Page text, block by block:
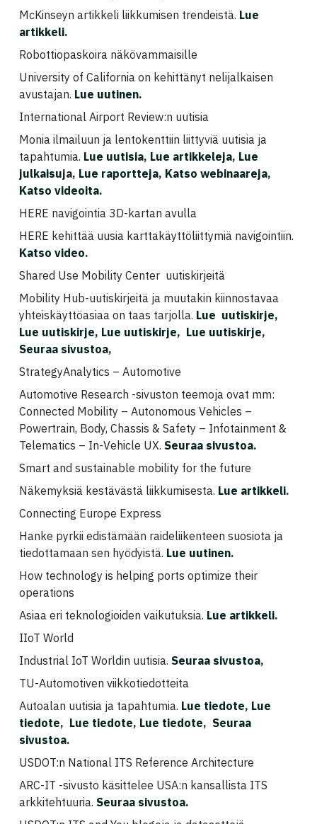
McKinseyn artikkeli liikkumisen trendeistä. Lue
artikkeli.
Robottiopaskoira näkövammaisille
University of California on kehittänyt nelijalkaisen
avustajan. Lue uutinen.
International Airport Review:n uutisia
Monia ilmailuun ja lentokenttiin liittyviä uutisia ja
tapahtumia. Lue uutisia, Lue artikkeleja, Lue
julkaisuja, Lue raportteja, Katso webinaareja,
Katso videoita.
HERE navigointia 3D-kartan avulla
HERE kehittää uusia karttakäyttöliittymiä navigointiin.
Katso video.
Shared Use Mobility Center uutiskirjeitä
Mobility Hub-uutiskirjeitä ja muutakin kiinnostavaa
yhteiskäyttöasiaa on taas tarjolla. Lue uutiskirje,
Lue uutiskirje, Lue uutiskirje, Lue uutiskirje,
Seuraa sivustoa,
StrategyAnalytics – Automotive
Automotive Research -sivuston teemoja ovat mm:
Connected Mobility – Autonomous Vehicles –
Powertrain, Body, Chassis & Safety – Infotainment &
Telematics – In-Vehicle UX. Seuraa sivustoa.
Smart and sustainable mobility for the future
Näkemyksiä kestävästä liikkumisesta. Lue artikkeli.
Connecting Europe Express
Hanke pyrkii edistämään raideliikenteen suosiota ja
tiedottamaan sen hyödyistä. Lue uutinen.
How technology is helping ports optimize their
operations
Asiaa eri teknologioiden vaikutuksia. Lue artikkeli.
IIoT World
Industrial IoT Worldin uutisia. Seuraa sivustoa,
TU-Automotiven viikkotiedotteita
Autoalan uutisia ja tapahtumia. Lue tiedote, Lue
tiedote, Lue tiedote, Lue tiedote, Seuraa
sivustoa.
USDOT:n National ITS Reference Architecture
ARC-IT -sivusto käsittelee USA:n kansallista ITS
arkkitehtuuria. Seuraa sivustoa.